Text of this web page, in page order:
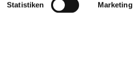
Statistiken Marketing